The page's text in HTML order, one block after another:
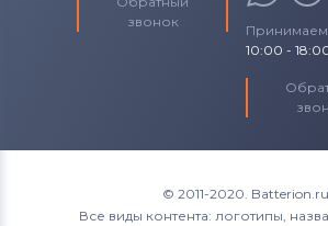
звонок
Принимаем
10:00 -
© 2011-2020. Batterion.ru
Все виды контента: логотипы,